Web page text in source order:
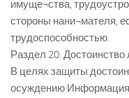
имуще¬ства,
стороны нани¬мателя,
трудоспособностью.
Раздел 20. Достоинство
В целях защиты
осуждению